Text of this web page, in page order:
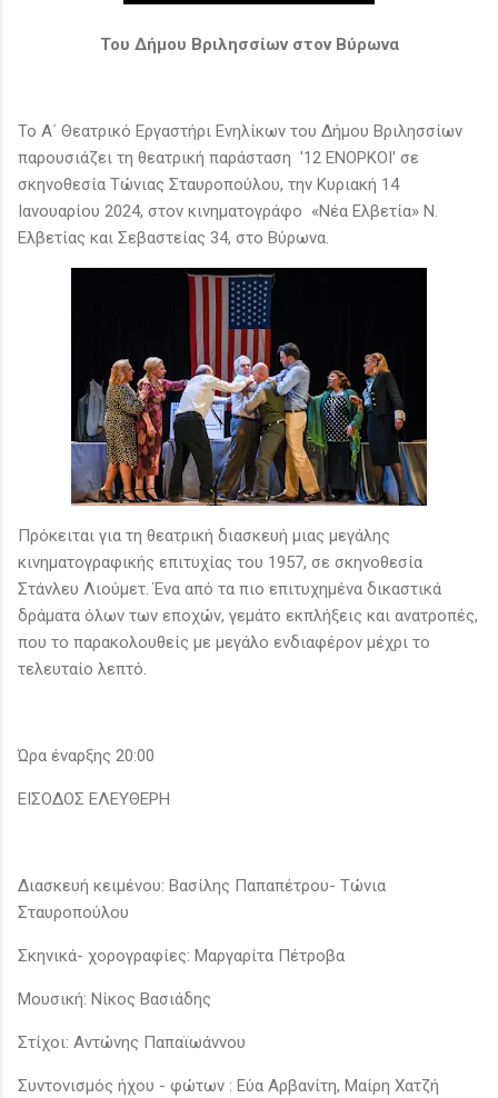
Του Δήμου Βριλησσίων στον Βύρωνα
Το Α΄ Θεατρικό Εργαστήρι Ενηλίκων του Δήμου Βριλησσίων
παρουσιάζει τη θεατρική παράσταση '12 ΕΝΟΡΚΟΙ' σε
σκηνοθεσία Τώνιας Σταυροπούλου, την Κυριακή 14
Ιανουαρίου 2024, στον κινηματογράφο «Νέα Ελβετία» Ν.
Ελβετίας και Σεβαστείας 34, στο Βύρωνα.
Πρόκειται για τη θεατρική διασκευή μιας μεγάλης
κινηματογραφικής επιτυχίας του 1957, σε σκηνοθεσία
Στάνλευ Λιούμετ. Ένα από τα πιο επιτυχημένα δικαστικά
δράματα όλων των εποχών, γεμάτο εκπλήξεις και ανατροπές,
που το παρακολουθείς με μεγάλο ενδιαφέρον μέχρι το
τελευταίο λεπτό.
Ώρα έναρξης 20:00
ΕΙΣΟΔΟΣ ΕΛΕΥΘΕΡΗ
Διασκευή κειμένου: Βασίλης Παπαπέτρου- Τώνια
Σταυροπούλου
Σκηνικά- χορογραφίες: Μαργαρίτα Πέτροβα
Μουσική: Νίκος Βασιάδης
Στίχοι: Αντώνης Παπαϊωάννου
Συντονισμός ήχου - φώτων : Εύα Αρβανίτη, Μαίρη Χατζή